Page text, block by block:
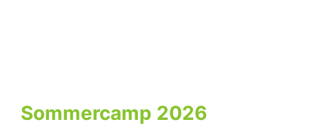
Sommercamp 2026